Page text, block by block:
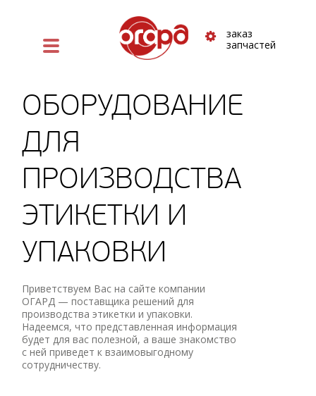
заказ
запчастей
ОБОРУДОВАНИЕ
ДЛЯ
ПРОИЗВОДСТВА
ЭТИКЕТКИ И
УПАКОВКИ
Приветствуем Вас на сайте компании
ОГАРД — поставщика ⁠решений для
производства этикетки и упаковки.
Надеемся, что представленная информация
будет для вас полезной, а ваше знакомство
с ней приведет к взаимовыгодному
сотрудничеству.